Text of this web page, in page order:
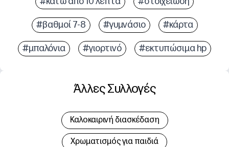
#βαθμοί 7-8 #γυμνάσιο #κάρτα
#μπαλόνια #γιορτινό #εκτυπώσιμα hp
Άλλες Συλλογές
Καλοκαιρινή διασκέδαση
Χρωματισμός για παιδιά